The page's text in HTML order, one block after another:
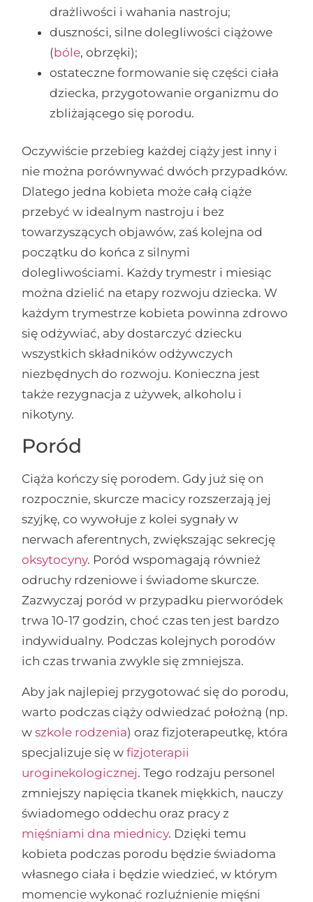
drażliwości i wahania nastroju;
duszności, silne dolegliwości ciążowe
(bóle, obrzęki);
ostateczne formowanie się części ciała
dziecka, przygotowanie organizmu do
zbliżającego się porodu.
Oczywiście przebieg każdej ciąży jest inny i
nie można porównywać dwóch przypadków.
Dlatego jedna kobieta może całą ciąże
przebyć w idealnym nastroju i bez
towarzyszących objawów, zaś kolejna od
początku do końca z silnymi
dolegliwościami. Każdy trymestr i miesiąc
można dzielić na etapy rozwoju dziecka. W
każdym trymestrze kobieta powinna zdrowo
się odżywiać, aby dostarczyć dziecku
wszystkich składników odżywczych
niezbędnych do rozwoju. Konieczna jest
także rezygnacja z używek, alkoholu i
nikotyny.
Poród
Ciąża kończy się porodem. Gdy już się on
rozpocznie, skurcze macicy rozszerzają jej
szyjkę, co wywołuje z kolei sygnały w
nerwach aferentnych, zwiększając sekrecję
oksytocyny. Poród wspomagają również
odruchy rdzeniowe i świadome skurcze.
Zazwyczaj poród w przypadku pierworódek
trwa 10-17 godzin, choć czas ten jest bardzo
indywidualny. Podczas kolejnych porodów
ich czas trwania zwykle się zmniejsza.
Aby jak najlepiej przygotować się do porodu,
warto podczas ciąży odwiedzać położną (np.
wszkole rodzenia) oraz fizjoterapeutkę, która
specjalizuje się wfizjoterapii
uroginekologicznej. Tego rodzaju personel
zmniejszy napięcia tkanek miękkich, nauczy
świadomego oddechu oraz pracy z
mięśniami dna miednicy. Dzięki temu
kobieta podczas porodu będzie świadoma
własnego ciała i będzie wiedzieć, w którym
momencie wykonać rozluźnienie mięśni